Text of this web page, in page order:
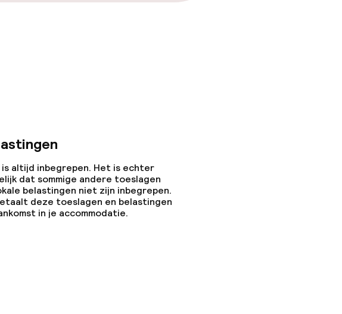
is altijd inbegrepen. Het is echter
dat sommige andere toeslagen
belastingen niet zijn inbegrepen.
deze toeslagen en belastingen
in je accommodatie.